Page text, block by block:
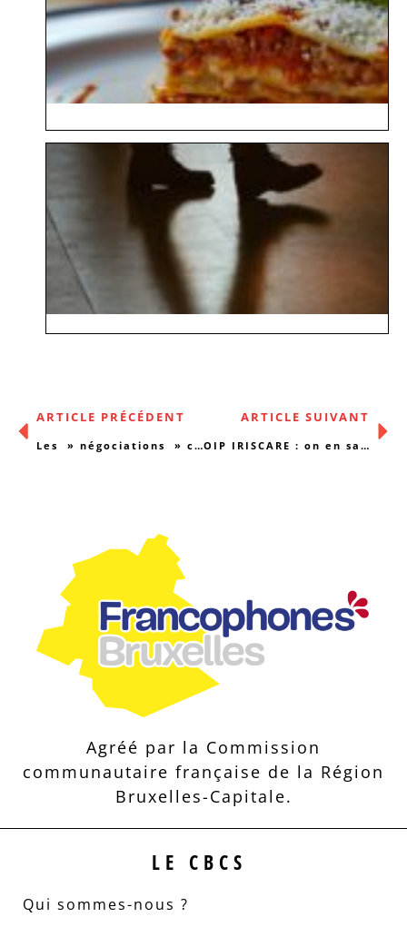
ARTICLE PRÉCÉDENT
Les » négociations » continuent pour le Décret Code
ARTICLE SUIVANT
OIP IRISCARE : on en sait un peu plus sur sa structure
Agréé par la Commission
communautaire française de la Région
Bruxelles-Capitale.
LE CBCS
Qui sommes-nous ?